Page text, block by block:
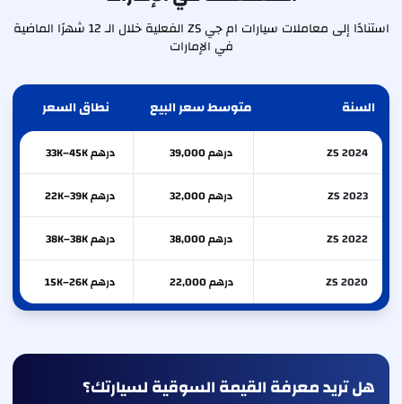
استنادًا إلى معاملات سيارات ام جي ZS الفعلية خلال الـ 12 شهرًا الماضية
في الإمارات
السنة متوسط سعر البيع نطاق السعر
ZS 2024 درهم 39,000 درهم 33K–45K
ZS 2023 درهم 32,000 درهم 22K–39K
ZS 2022 درهم 38,000 درهم 38K–38K
ZS 2020 درهم 22,000 درهم 15K–26K
هل تريد معرفة القيمة السوقية لسيارتك؟